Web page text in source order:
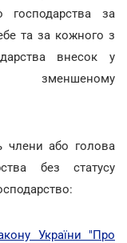
господарства за
та за кожного з
внесок у
члени або голова
без статусу
України "Про